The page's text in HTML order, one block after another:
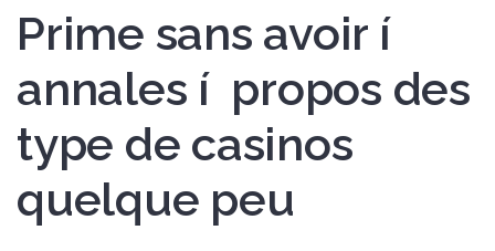
Prime sans avoir í
annales í propos des
type de casinos
quelque peu